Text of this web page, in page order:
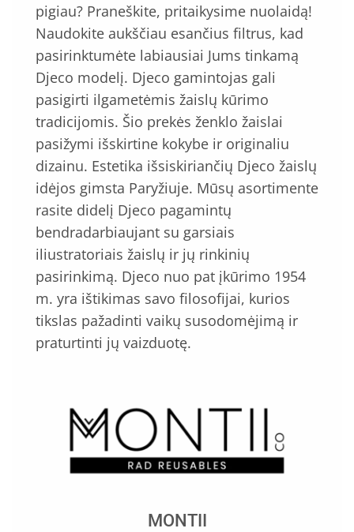
pigiau? Praneškite, pritaikysime nuolaidą!
Naudokite aukščiau esančius filtrus, kad
pasirinktumėte labiausiai Jums tinkamą
Djeco modelį. Djeco gamintojas gali
pasigirti ilgametėmis žaislų kūrimo
tradicijomis. Šio prekės ženklo žaislai
pasižymi išskirtine kokybe ir originaliu
dizainu. Estetika išsiskiriančių Djeco žaislų
idėjos gimsta Paryžiuje. Mūsų asortimente
rasite didelį Djeco pagamintų
bendradarbiaujant su garsiais
iliustratoriais žaislų ir jų rinkinių
pasirinkimą. Djeco nuo pat įkūrimo 1954
m. yra ištikimas savo filosofijai, kurios
tikslas pažadinti vaikų susodomėjimą ir
praturtinti jų vaizduotę.
MONTII